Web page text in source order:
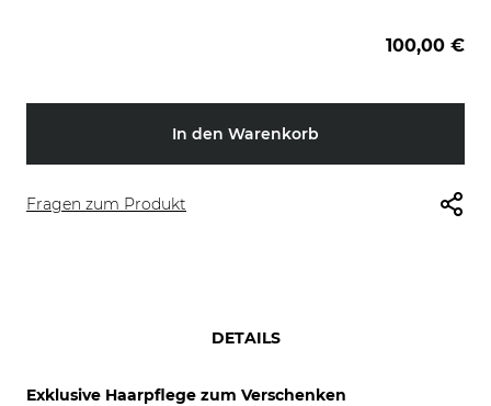
100,00 €
In den Warenkorb
Fragen zum Produkt
DETAILS
Exklusive Haarpflege zum Verschenken